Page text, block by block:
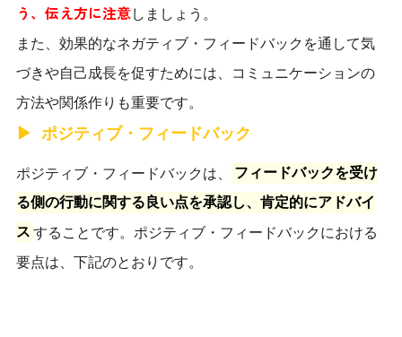
う、伝え方に注意しましょう。
また、効果的なネガティブ・フィードバックを通して気
づきや自己成長を促すためには、コミュニケーションの
方法や関係作りも重要です。
ポジティブ・フィードバック
ポジティブ・フィードバックは、
フィードバックを受け
る側の行動に関する良い点を承認し、肯定的にアドバイ
ス することです。ポジティブ・フィードバックにおける
要点は、下記のとおりです。